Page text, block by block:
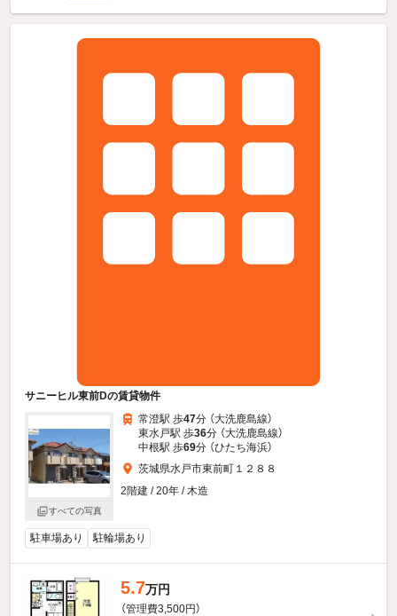
サニーヒル東前Dの賃貸物件
すべての写真
常澄駅 歩47分 （大洗鹿島線）
東水戸駅 歩36分 （大洗鹿島線）
中根駅 歩69分 （ひたち海浜）
茨城県水戸市東前町１２８８
2階建 / 20年 / 木造
駐車場あり 駐輪場あり
5.7万円
（管理費3,500円）